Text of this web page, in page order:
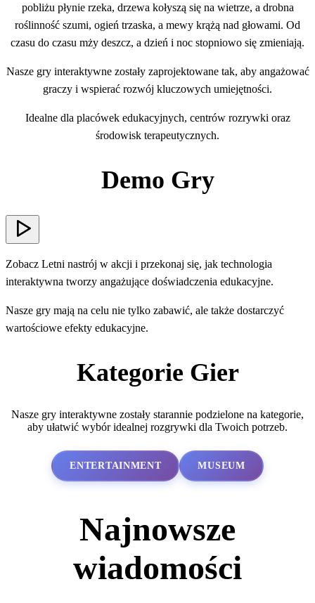
pobliżu płynie rzeka, drzewa kołyszą się na wietrze, a drobna
roślinność szumi, ogień trzaska, a mewy krążą nad głowami. Od
czasu do czasu mży deszcz, a dzień i noc stopniowo się zmieniają.
Nasze gry interaktywne zostały zaprojektowane tak, aby angażować
graczy i wspierać rozwój kluczowych umiejętności.
Idealne dla placówek edukacyjnych, centrów rozrywki oraz
środowisk terapeutycznych.
Demo Gry
Zobacz Letni nastrój w akcji i przekonaj się, jak technologia
interaktywna tworzy angażujące doświadczenia edukacyjne.
Nasze gry mają na celu nie tylko zabawić, ale także dostarczyć
wartościowe efekty edukacyjne.
Kategorie Gier
Nasze gry interaktywne zostały starannie podzielone na kategorie,
aby ułatwić wybór idealnej rozgrywki dla Twoich potrzeb.
ENTERTAINMENT MUSEUM
Najnowsze
wiadomości